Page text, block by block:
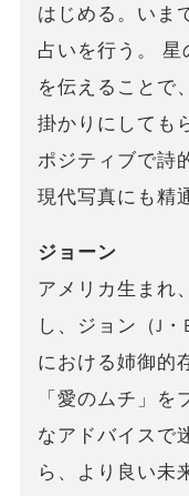
はじめる。いま
占いを行う。
を伝えることで
掛かりにしても
ポジティブで詩
現代写真にも精
ジョーン
アメリカ生まれ
し、ジョン（J
における姉御的
「愛のムチ」
なアドバイスで
ら、より良い未